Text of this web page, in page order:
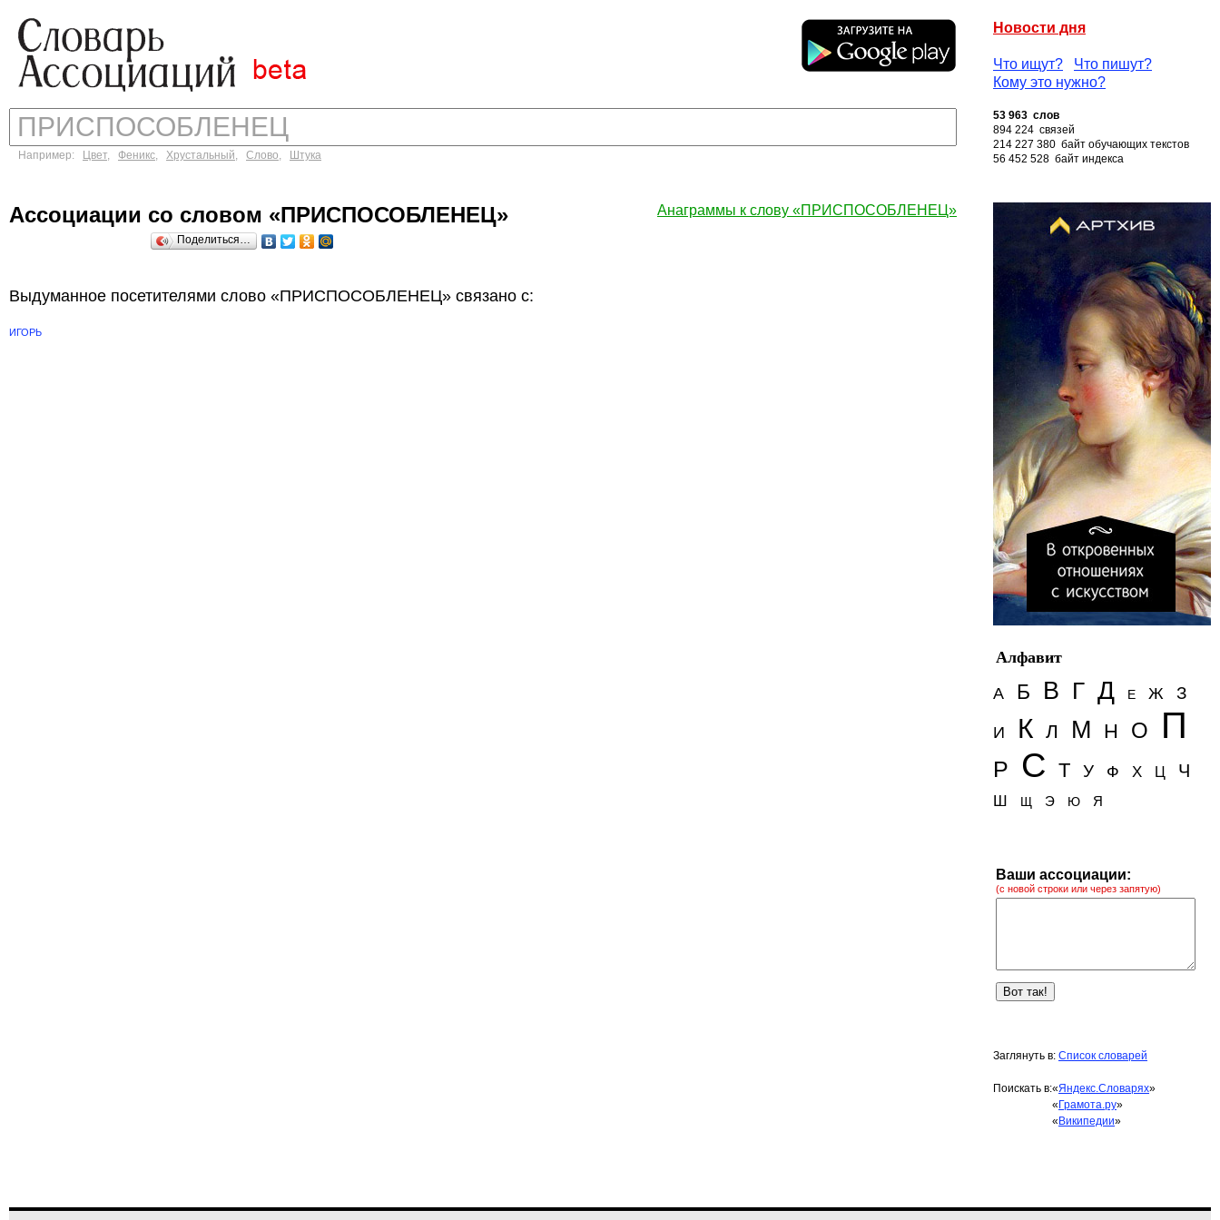
Новости дня
Что ищут?
Что пишут?
Кому это нужно?
Например: Цвет, Феникс, Хрустальный, Слово, Штука
53 963 слов
894 224 связей
214 227 380 байт обучающих текстов
56 452 528 байт индекса
Анаграммы к слову «ПРИСПОСОБЛЕНЕЦ»
Ассоциации со словом «ПРИСПОСОБЛЕНЕЦ»
Поделиться…
Выдуманное посетителями слово «ПРИСПОСОБЛЕНЕЦ» связано с:
ИГОРЬ
Алфавит
А
Б В Г Д Е Ж З
И К Л М Н О П
Р С Т У Ф Х Ц Ч
Ш Щ Э Ю Я
Ваши ассоциации:
(с новой строки или через запятую)
Заглянуть в: Список словарей
Поискать в:«Яндекс.Словарях»
« Грамота.ру»
« Википедии»